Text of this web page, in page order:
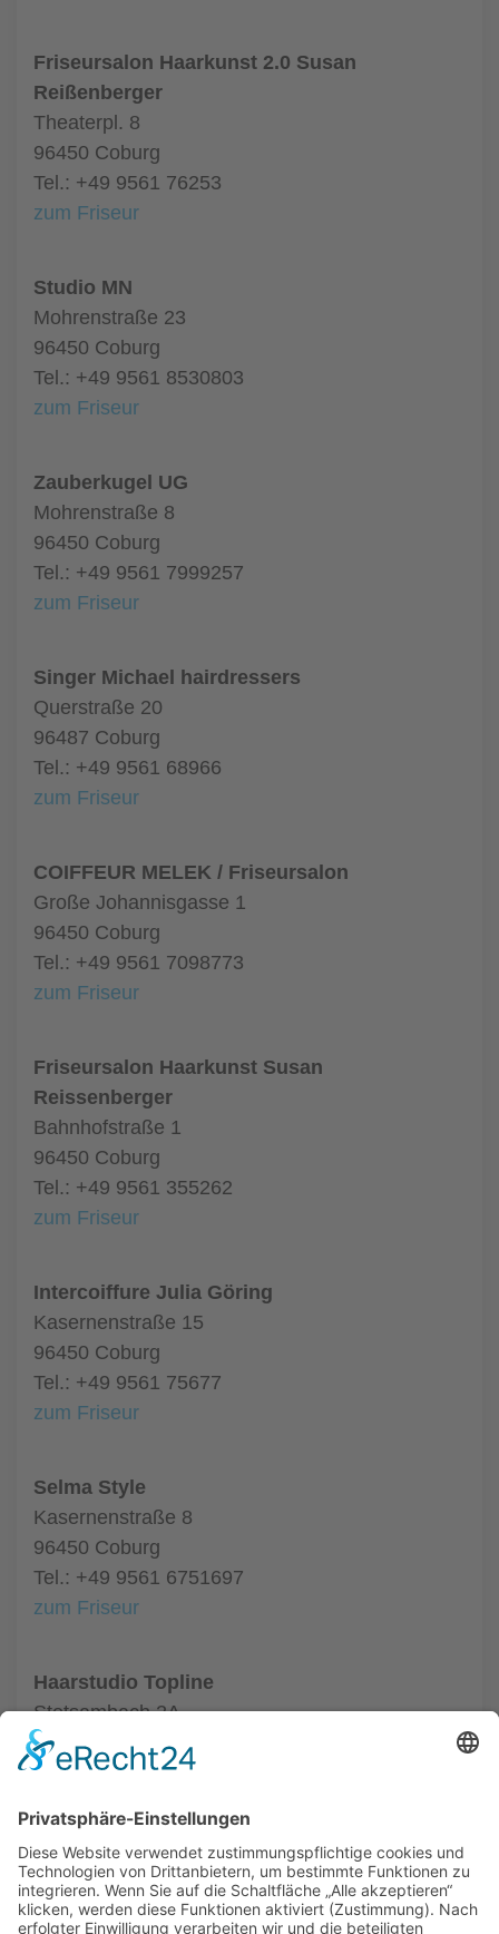
Friseursalon Haarkunst 2.0 Susan
Reißenberger
Theaterpl. 8
96450 Coburg
Tel.: +49 9561 76253
zum Friseur
Studio MN
Mohrenstraße 23
96450 Coburg
Tel.: +49 9561 8530803
zum Friseur
Zauberkugel UG
Mohrenstraße 8
96450 Coburg
Tel.: +49 9561 7999257
zum Friseur
Singer Michael hairdressers
Querstraße 20
96487 Coburg
Tel.: +49 9561 68966
zum Friseur
COIFFEUR MELEK / Friseursalon
Große Johannisgasse 1
96450 Coburg
Tel.: +49 9561 7098773
zum Friseur
Friseursalon Haarkunst Susan
Reissenberger
Bahnhofstraße 1
96450 Coburg
Tel.: +49 9561 355262
zum Friseur
Intercoiffure Julia Göring
Kasernenstraße 15
96450 Coburg
Tel.: +49 9561 75677
zum Friseur
Selma Style
Kasernenstraße 8
96450 Coburg
Tel.: +49 9561 6751697
zum Friseur
Haarstudio Topline
Stetsambach 2A
96486 Coburg
Tel.: +49 9561 50463